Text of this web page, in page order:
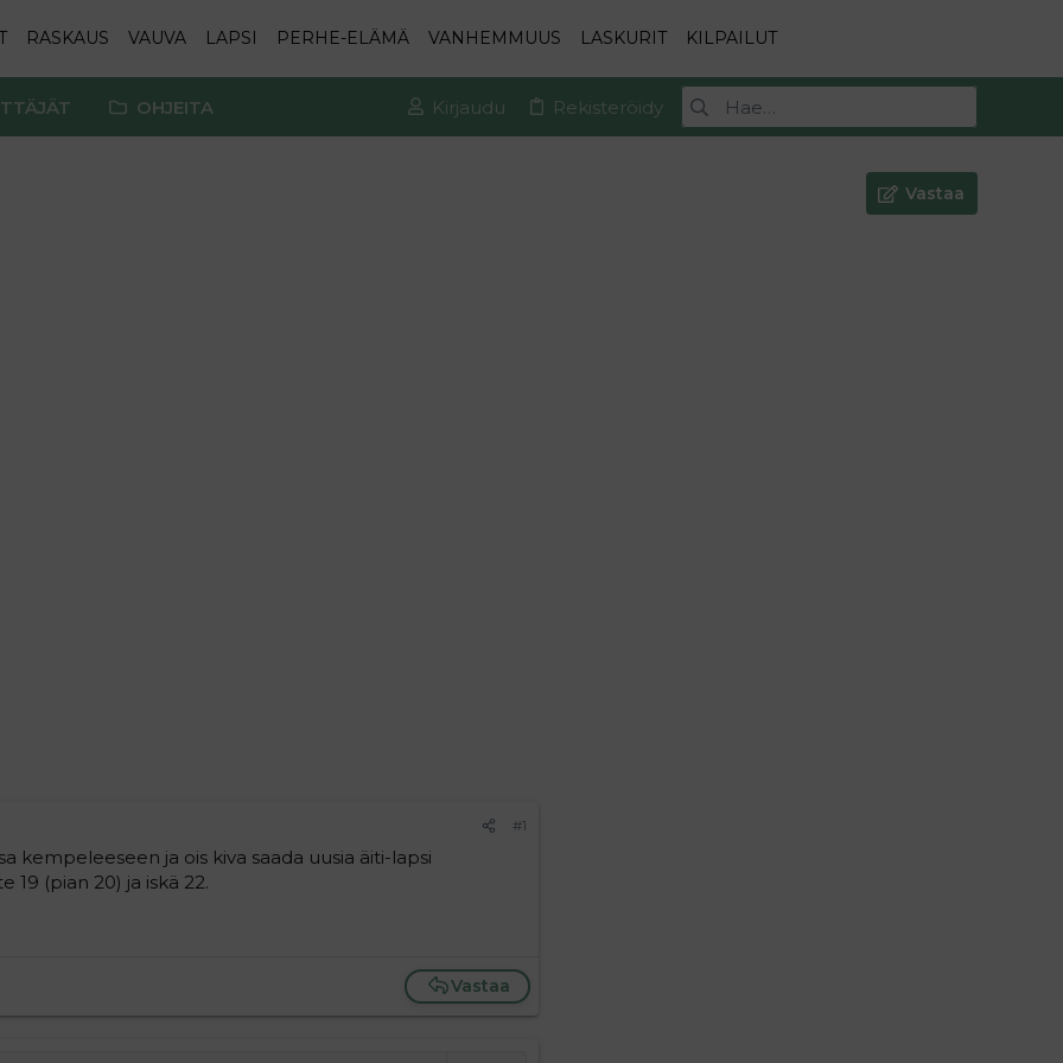
RASKAUS VAUVA LAPSI PERHE-ELÄMÄ VANHEMMUUS LASKURIT KILPAILUT
OHJEITA Kirjaudu Rekisteröidy
Vastaa
#1
kempeleeseen ja ois kiva saada uusia äiti-lapsi
19 (pian 20) ja iskä 22.
Vastaa